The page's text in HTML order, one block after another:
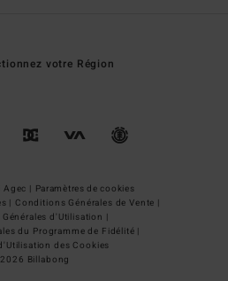
votre Région
| Paramètres de cookies
| Conditions Générales de Vente |
d'Utilisation |
du Programme de Fidélité |
des Cookies
Billabong